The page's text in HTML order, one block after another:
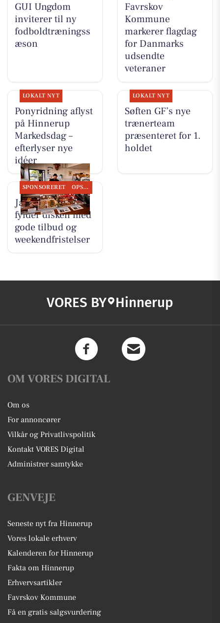
GUI Ungdom
inviterer til ny
fodboldtræningss
æson
Favrskov
Kommune
markerer flagdag
for Danmarks
udsendte
veteraner
LOKALT NYT
Ponyridning aflyst
på Hinnerup
Markedsdag –
efterlyser nye
idéer
LOKALT NYT
Søften GF’s nye
trænerteam
præsenteret for 1.
holdet
SPONSORERET OPSLAGSTAVLEN
Jaataak Slagteren
fylder disken med
gode tilbud og
weekendfristelser
VORES BY Hinnerup
OM VORES DIGITAL
Om os
For annoncører
Vilkår og Privatlivspolitik
Kontakt VORES Digital
Administrer samtykke
GENVEJE
Seneste nyt fra Hinnerup
Vores lokale erhverv
Kalenderen for Hinnerup
Fakta om Hinnerup
Erhvervsartikler
Favrskov Kommune
Få en gratis salgsvurdering